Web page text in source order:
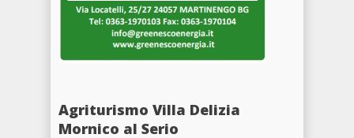
Agriturismo Villa Delizia
Mornico al Serio